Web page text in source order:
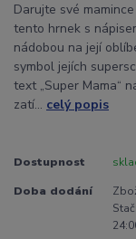
Darujte své
tento hrnek s
nádobou na její
symbol jejích
text „Super Mama“
zatí... celý popis
Dostupnost
Doba dodání